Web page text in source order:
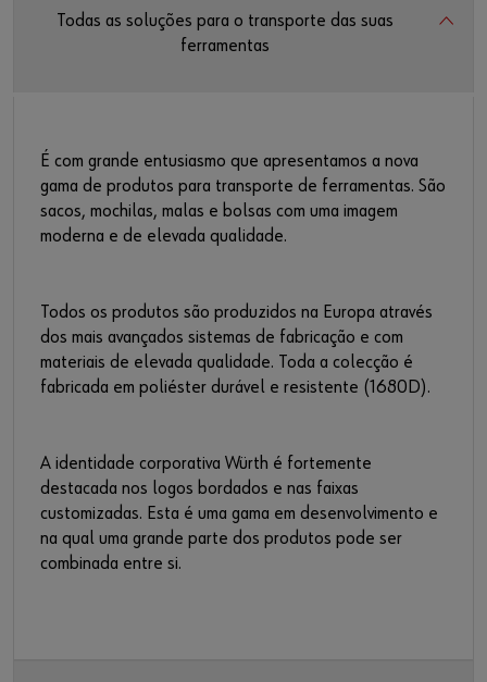
Todas as soluções para o transporte das suas
ferramentas
É com grande entusiasmo que apresentamos a nova
gama de produtos para transporte de ferramentas. São
sacos, mochilas, malas e bolsas com uma imagem
moderna e de elevada qualidade.
Todos os produtos são produzidos na Europa através
dos mais avançados sistemas de fabricação e com
materiais de elevada qualidade. Toda a colecção é
fabricada em poliéster durável e resistente (1680D).
A identidade corporativa Würth é fortemente
destacada nos logos bordados e nas faixas
customizadas. Esta é uma gama em desenvolvimento e
na qual uma grande parte dos produtos pode ser
combinada entre si.